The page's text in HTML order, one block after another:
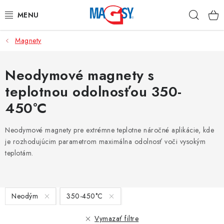
na
HLAVNÉ KATEGÓRIE
MAGNETICKÉ POMÔCKY
PRIEMYSELNÉ MAGNETY
NEREZOVÉ MATERIÁLY
Kontakt
Odstúpenie od zmluvy
Magnety
Neodymové magnety s
teplotnou odolnosťou 350-
450°C
Neodymové magnety pre extrémne teplotne náročné aplikácie, kde
je rozhodujúcim parametrom maximálna odolnosť voči vysokým
teplotám.
V
ý
Neodým 350-450°C
Vymazať filtre